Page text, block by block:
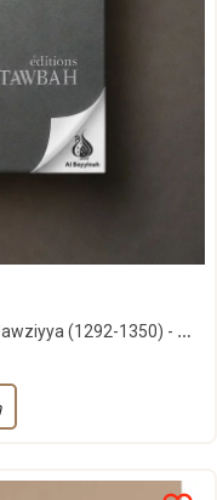
Les intrigues du diable - Ibn Qayyim Al-Jawziyya (1292-1350) - Tawbah